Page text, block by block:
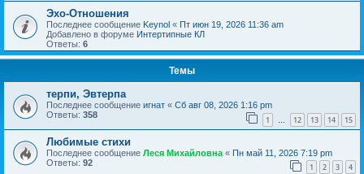
Эхо-Отношения
Последнее сообщение Keynol « Пт июн 19, 2026 11:36 am
Добавлено в форуме Интертипные КЛ
Ответы: 6
Темы
терпи, Эвтерпа
Последнее сообщение игнат « Сб авг 08, 2026 1:16 pm
Ответы: 358 1 … 12 13 14 15
Любимые стихи
Последнее сообщение Леся Михайловна « Пн май 11, 2026 7:19 pm
Ответы: 92 1 2 3 4